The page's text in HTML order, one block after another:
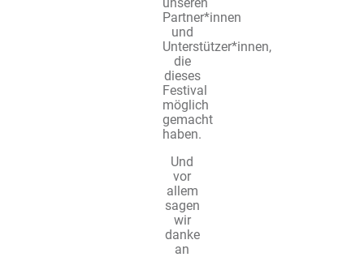
Partner*innen
und
Unterstützer*innen,
die
dieses
Festival
möglich
gemacht
haben.
Und
vor
allem
sagen
wir
danke
an